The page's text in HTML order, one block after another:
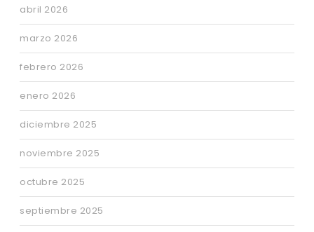
abril 2026
marzo 2026
febrero 2026
enero 2026
diciembre 2025
noviembre 2025
octubre 2025
septiembre 2025